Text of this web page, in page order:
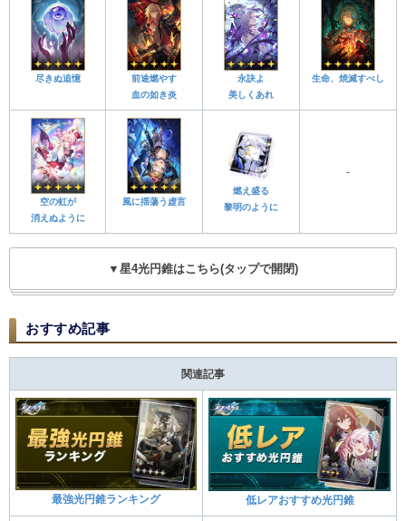
尽きぬ追憶
前途燃やす
血の如き炎
永訣よ
美しくあれ
生命、焼滅すべし
空の虹が
消えぬように
風に揺蕩う虚言
燃え盛る
黎明のように
-
▼星4光円錐はこちら(タップで開閉)
おすすめ記事
関連記事
最強光円錐ランキング 低レアおすすめ光円錐